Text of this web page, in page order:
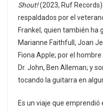
Shout!(2023, Ruf
respaldados por el
Frankel, quien también ha
Marianne Faithfull, Joan
Fiona Apple; por el
Dr. John, Ben Alleman; y
tocando la guitarra en
Es un viaje que emprendió